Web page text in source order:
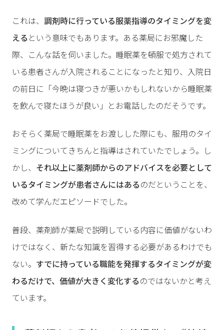
これは、 調剤時に行っている服薬指導のタイミングを変
える という意味でもあります。ある薬局にお邪魔した
際、こんな話を伺いました。睡眠薬を頓服で処方されて
いる患者さんが入院されることになったと知り、入院日
の前日に「今晩は寝つきが悪いかもしれないから睡眠薬
を飲んで寝たほうが良い」とお電話したのだそうです。
おそらく薬局で睡眠薬をお渡しした際にも、服用のタイ
ミングについてきちんと指導はされていたでしょう。し
かし、 それ以上に薬剤師からのアドバイスを必要として
いるタイミングが患者さんにはあるのだということを、
改めて学んだエピソードでした。
普段、薬剤師が薬局で説明している内容に価値がないわ
けではなく、新たな知識を習得する必要があるわけでも
ない。 すでに持っている職能を発揮するタイミングが変
わるだけで、価値が大きく変化するのではないかと考え
ています。